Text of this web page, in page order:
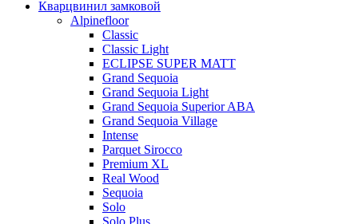
Кварцвинил замковой
Alpinefloor
Classic
Classic Light
ECLIPSE SUPER MATT
Grand Sequoia
Grand Sequoia Light
Grand Sequoia Superior ABA
Grand Sequoia Village
Intense
Parquet Sirocco
Premium XL
Real Wood
Sequoia
Solo
Solo Plus